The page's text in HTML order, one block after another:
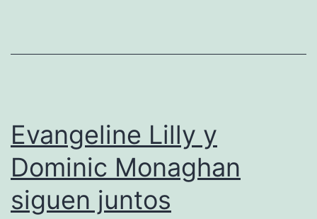
Evangeline Lilly y
Dominic Monaghan
siguen juntos